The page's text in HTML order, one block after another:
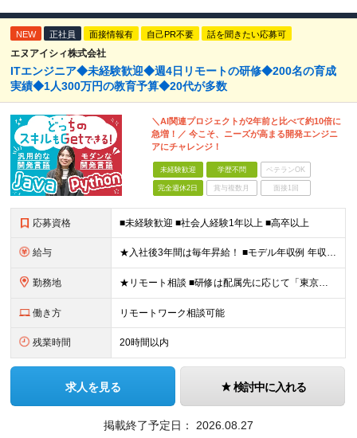
NEW 正社員 面接情報有 自己PR不要 話を聞きたい応募可
エヌアイシィ株式会社
ITエンジニア◆未経験歓迎◆週4日リモートの研修◆200名の育成
実績◆1人300万円の教育予算◆20代が多数
＼AI関連プロジェクトが2年前と比べて約10倍に
急増！／ 今こそ、ニーズが高まる開発エンジニ
アにチャレンジ！
未経験歓迎 学歴不問 ベテランOK
完全週休2日 賞与複数月 面接1回
応募資格 ■未経験歓迎 ■社会人経験1年以上 ■高卒以上
給与 ★入社後3年間は毎年昇給！ ■モデル年収例 年収550万円／入社5年目／主任職／月給430,000円＋管理職業務手当28,000円/月 年収680万円／入社7年目／課長職／月給500,000円＋管理
勤務地 ★リモート相談 ■研修は配属先に応じて「東京本社ビル」または「大阪支店」で実施 ┗出社とリモートを併用し実施します ■研修後は当社所定のプロジェクト先 ■転居を伴う転勤はありません ＜関東＞ 東京
働き方 リモートワーク相談可能
残業時間 20時間以内
求人を見る 検討中に入れる
掲載終了予定日： 2026.08.27